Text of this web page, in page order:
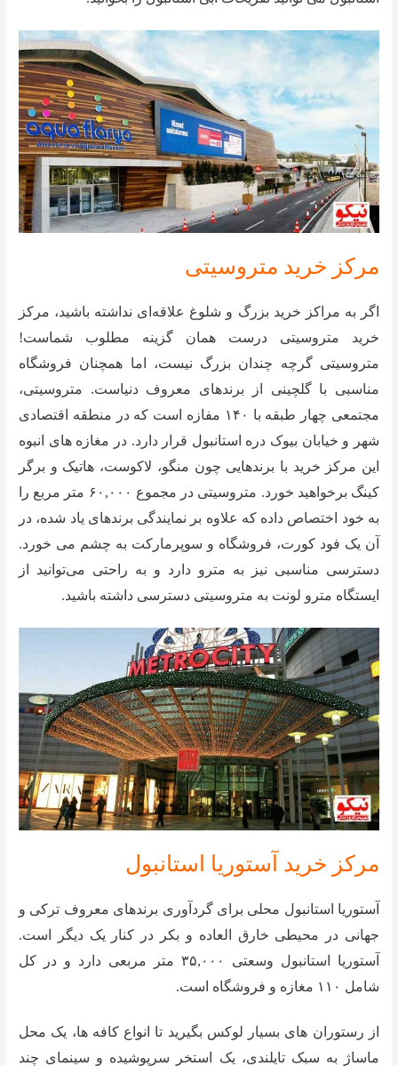
مرکز خرید متروسیتی
اگر به مراکز خرید بزرگ و شلوغ علاقه‌ای نداشته باشید، مرکز
خرید متروسیتی درست همان گزینه مطلوب شماست!
متروسیتی گرچه چندان بزرگ نیست، اما همچنان فروشگاه
مناسبی با گلچینی از برندهای معروف دنیاست. متروسیتی،
مجتمعی چهار طبقه با ۱۴۰ مفازه است که در منطقه اقتصادی
شهر و خیابان بیوک دره استانبول قرار دارد. در مغازه های انبوه
این مرکز خرید با برندهایی چون منگو، لاکوست، هاتیک و برگر
کینگ برخواهید خورد. متروسیتی در مجموع ۶۰,۰۰۰ متر مربع را
به خود اختصاص داده که علاوه بر نمایندگی برندهای یاد شده، در
آن یک فود کورت، فروشگاه و سوپرمارکت به چشم می خورد.
دسترسی مناسبی نیز به مترو دارد و به راحتی می‌توانید از
ایستگاه مترو لونت به متروسیتی دسترسی داشته باشید.
مرکز خرید آستوریا استانبول
آستوریا استانبول محلی برای گردآوری برندهای معروف ترکی و
جهانی در محیطی خارق العاده و بکر در کنار یک دیگر است.
آستوریا استانبول وسعتی ۳۵,۰۰۰ متر مربعی دارد و در کل
شامل ۱۱۰ مغازه و فروشگاه است.
از رستوران های بسیار لوکس بگیرید تا انواع کافه ها، یک محل
ماساژ به سبک تایلندی، یک استخر سرپوشیده و سینمای چند